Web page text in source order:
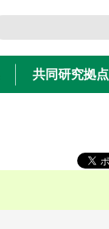
共同研究拠点